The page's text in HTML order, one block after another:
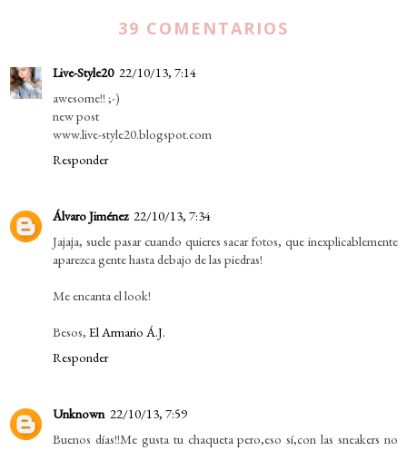
39 COMENTARIOS
Live-Style20 22/10/13, 7:14
awesome!! ;-)
new post
www.live-style20.blogspot.com
Responder
Álvaro Jiménez 22/10/13, 7:34
Jajaja, suele pasar cuando quieres sacar fotos, que inexplicablemente
aparezca gente hasta debajo de las piedras!
Me encanta el look!
Besos, El Armario Á.J.
Responder
Unknown 22/10/13, 7:59
Buenos días!!Me gusta tu chaqueta pero,eso sí,con las sneakers no